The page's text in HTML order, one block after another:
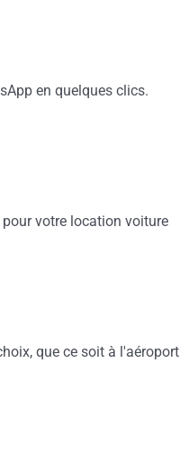
en quelques clics.
votre location voiture
que ce soit à l'aéroport